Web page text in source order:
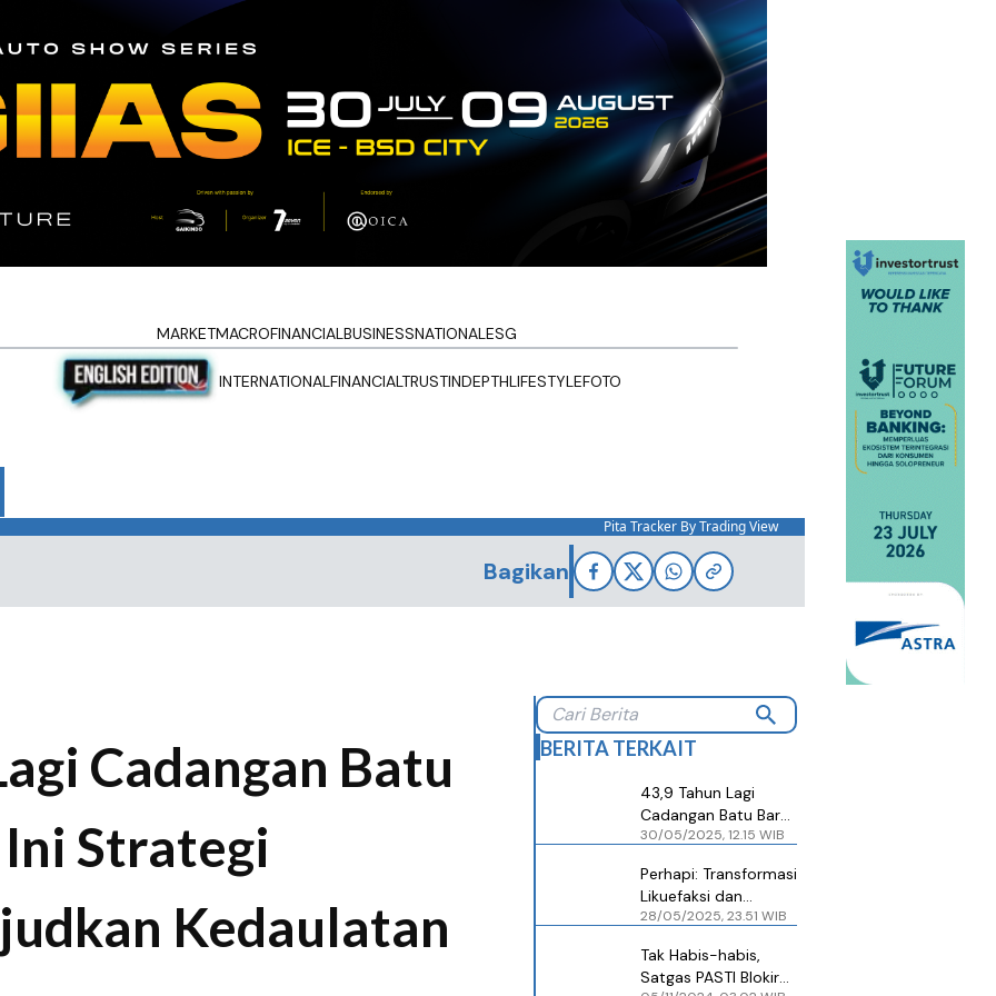
MARKETMACROFINANCIALBUSINESSNATIONALESG
INTERNATIONALFINANCIALTRUSTINDEPTHLIFESTYLEFOTO
Pita Tracker By Trading View
Bagikan
Cadangan Batu
Strategi
Kedaulatan
BERITA TERKAIT
43,9 Tahun Lagi
Cadangan Batu Bara
Habis? Ini Strategi
Kedaulatan Energi
30/05/2025, 12.15 WIB
Perhapi: Transformasi
Likuefaksi dan
Gasifikasi Batu Bara
Kedaulatan Energi
28/05/2025, 23.51 WIB
Tak Habis-habis,
Satgas PASTI Blokir